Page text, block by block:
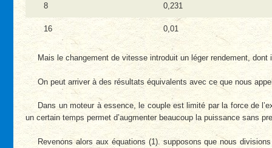
8 0,231
16 0,01
Mais le changement de vitesse introduit un léger rendement,
On peut arriver à des résultats équivalents avec ce que nous
Dans un moteur à essence, le couple est limité par la force de
un certain temps permet d’augmenter beaucoup la puissance sans
Revenons alors aux équations (1). supposons que nous